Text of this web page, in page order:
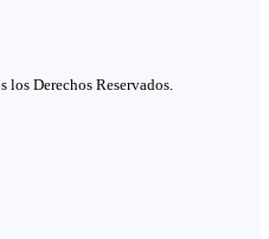
Derechos Reservados.